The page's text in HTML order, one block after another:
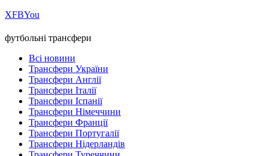
ХFBYou
футбольні трансфери
Всі новини
Трансфери України
Трансфери Англії
Трансфери Італії
Трансфери Іспанії
Трансфери Німеччини
Трансфери Франції
Трансфери Португалії
Трансфери Нідерландів